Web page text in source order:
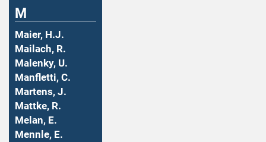
M
Maier, H.J.
Mailach, R.
Malenky, U.
Manfletti, C.
Martens, J.
Mattke, R.
Melan, E.
Mennle, E.